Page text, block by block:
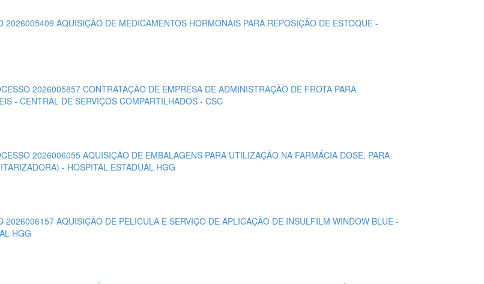
AQUISIÇÃO DE MEDICAMENTOS HORMONAIS PARA REPOSIÇÃO DE ESTOQUE -
2026005857 CONTRATAÇÃO DE EMPRESA DE ADMINISTRAÇÃO DE FROTA PARA
- CENTRAL DE SERVIÇOS COMPARTILHADOS - CSC
2026006055 AQUISIÇÃO DE EMBALAGENS PARA UTILIZAÇÃO NA FARMÁCIA DOSE, PARA
- HOSPITAL ESTADUAL HGG
AQUISIÇÃO DE PELICULA E SERVIÇO DE APLICAÇÃO DE INSULFILM WINDOW BLUE -
HGG